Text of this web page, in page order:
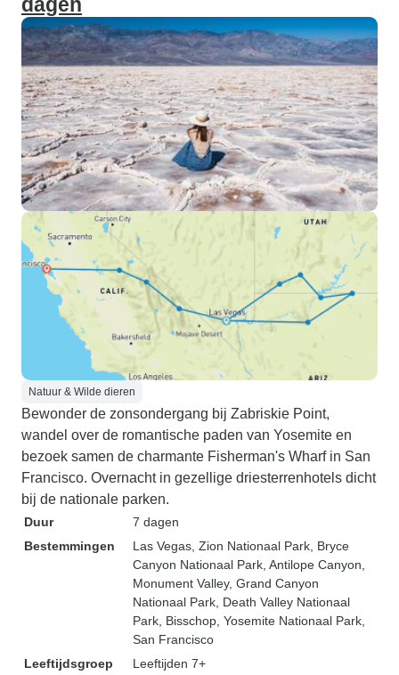
Natuur & Wilde dieren
Bewonder de zonsondergang bij Zabriskie Point,
wandel over de romantische paden van Yosemite en
bezoek samen de charmante Fisherman's Wharf in San
Francisco. Overnacht in gezellige driesterrenhotels dicht
bij de nationale parken.
Duur
7 dagen
Bestemmingen
Las Vegas , Zion Nationaal Park , Bryce
Canyon Nationaal Park , Antilope Canyon
Monument Valley, Grand Canyon
Nationaal Park , Death Valley Nationaal
Park , Bisschop , Yosemite Nationaal Park
San Francisco
Leeftijdsgroep
Leeftijden 7+